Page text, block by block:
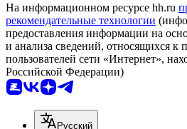
На информационном ресурсе hh.ru
рекомендательные технологии
предоставления информации на
и анализа сведений, относящихся к
пользователей сети «Интернет»,
Российской Федерации)
Русский